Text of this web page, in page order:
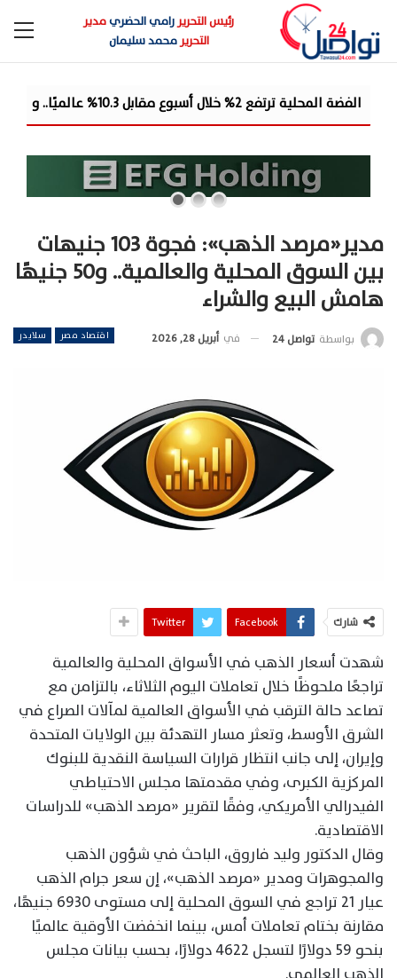
رئيس التحريررامي الحضريمدير
التحريرمحمد سليمان
مدير«مرصد الذهب»: فجوة 103 جنيهات
بين السوق المحلية والعالمية.. و50 جنيهًا
هامش البيع والشراء
اقتصاد مصر سلايدر بواسطة تواصل 24 في أبريل 28, 2026
شارك Facebook
Twitter
شهدت أسعار الذهب في الأسواق المحلية والعالمية
تراجعًا ملحوظًا خلال تعاملات اليوم الثلاثاء، بالتزامن مع
تصاعد حالة الترقب في الأسواق العالمية لمآلات الصراع في
الشرق الأوسط، وتعثر مسار التهدئة بين الولايات المتحدة
وإيران، إلى جانب انتظار قرارات السياسة النقدية للبنوك
المركزية الكبرى، وفي مقدمتها مجلس الاحتياطي
الفيدرالي الأمريكي، وفقًا لتقرير «مرصد الذهب» للدراسات
الاقتصادية.
وقال الدكتور وليد فاروق، الباحث في شؤون الذهب
والمجوهرات ومدير «مرصد الذهب»، إن سعر جرام الذهب
عيار 21 تراجع في السوق المحلية إلى مستوى 6930 جنيهًا،
مقارنة بختام تعاملات أمس، بينما انخفضت الأوقية عالميًا
بنحو 59 دولارًا لتسجل 4622 دولارًا، بحسب بيانات مجلس